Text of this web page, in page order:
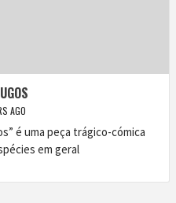
AGO
é uma peça trágico-cómica
em geral